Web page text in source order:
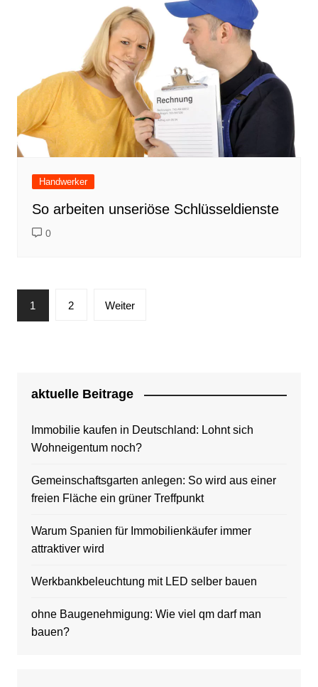
Handwerker
So arbeiten unseriöse Schlüsseldienste
0
Seitennummerierung
der
1 2 Weiter
aktuelle Beitrage
Immobilie kaufen in Deutschland: Lohnt sich
Wohneigentum noch?
Gemeinschaftsgarten anlegen: So wird aus einer
freien Fläche ein grüner Treffpunkt
Warum Spanien für Immobilienkäufer immer
attraktiver wird
Werkbankbeleuchtung mit LED selber bauen
ohne Baugenehmigung: Wie viel qm darf man
bauen?